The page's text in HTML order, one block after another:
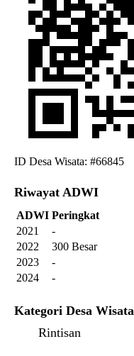
ID Desa Wisata: #66845
Riwayat ADWI
ADWI Peringkat
2021
-
2022
300 Besar
2023
-
2024
-
Kategori Desa Wisata
Rintisan